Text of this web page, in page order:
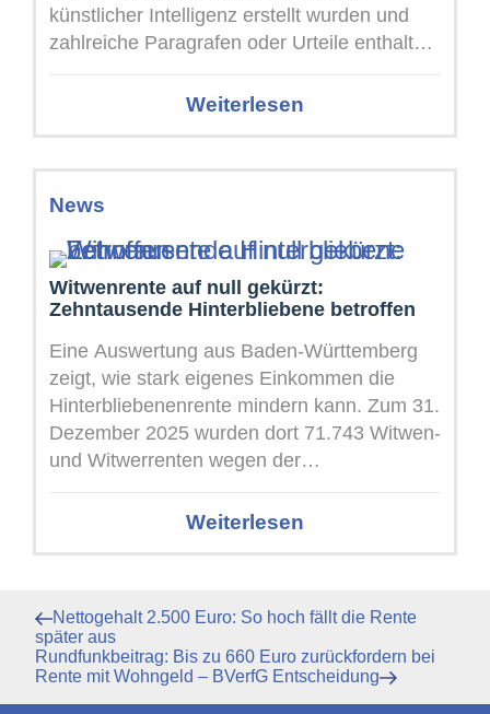
künstlicher Intelligenz erstellt wurden und
zahlreiche Paragrafen oder Urteile enthalten.
Manche dieser Schreiben decken ...
Weiterlesen
News
Witwenrente auf null gekürzt:
Zehntausende Hinterbliebene betroffen
Eine Auswertung aus Baden-Württemberg
zeigt, wie stark eigenes Einkommen die
Hinterbliebenenrente mindern kann. Zum 31.
Dezember 2025 wurden dort 71.743 Witwen-
und Witwerrenten wegen der
Einkommensanrechnung vollständig nicht
ausgezahlt. Von den ...
Weiterlesen
Beitragsnavigation
Vorheriger
Beitrag
Nettogehalt 2.500 Euro: So hoch fällt die Rente
später aus
Nächster
Beitrag
Rundfunkbeitrag: Bis zu 660 Euro zurückfordern bei
Rente mit Wohngeld – BVerfG Entscheidung